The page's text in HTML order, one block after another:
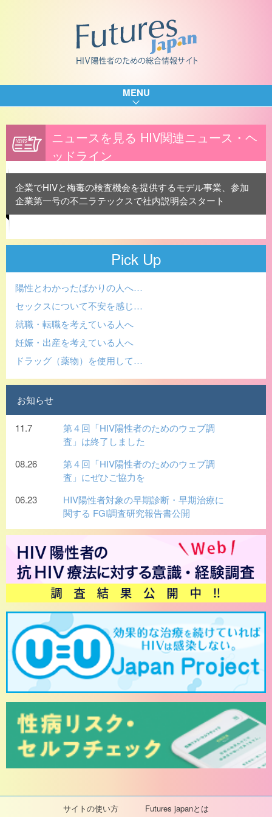
サイトの使い方 Futures japanとは
MENU
ニュースを見る HIV関連ニュース・ヘ
ッドライン
企業でHIVと梅毒の検査機会を提供するモデル事業、参加
企業第一号の不二ラテックスで社内説明会スタート
Pick Up
陽性とわかったばかりの人へ…
セックスについて不安を感じ…
就職・転職を考えている人へ
妊娠・出産を考えている人へ
ドラッグ（薬物）を使用して…
お知らせ
11.7
第４回「HIV陽性者のためのウェブ調
査」は終了しました
08.26
第４回「HIV陽性者のためのウェブ調
査」にぜひご協力を
06.23
HIV陽性者対象の早期診断・早期治療に
関する FGI調査研究報告書公開